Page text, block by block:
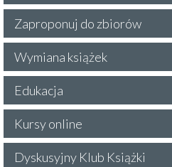
Zaproponuj do zbiorów
Wymiana książek
Edukacja
Kursy online
Dyskusyjny Klub Książki